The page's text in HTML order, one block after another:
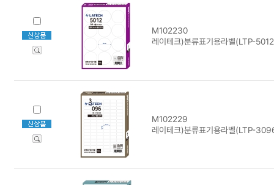
M102230
레이테크)분류표기용라벨(LTP-
M102229
레이테크)분류표기용라벨(LTP-